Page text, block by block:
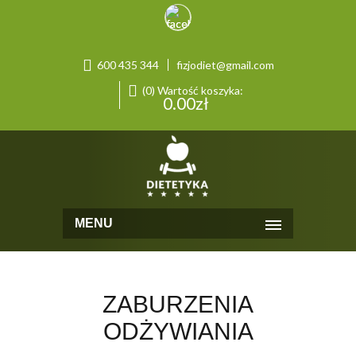
600 435 344
fizjodiet@gmail.com
(0) Wartość koszyka:
0.00zł
MENU
ZABURZENIA
ODŻYWIANIA